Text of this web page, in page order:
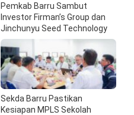
Pemkab Barru Sambut
Investor Firman’s Group dan
Jinchunyu Seed Technology
Sekda Barru Pastikan
Kesiapan MPLS Sekolah